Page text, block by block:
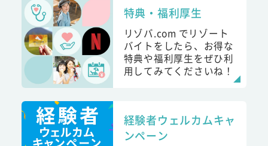
特典・福利厚生
リゾバ.com でリゾート
バイトをしたら、お得な
特典や福利厚生をぜひ利
用してみてくださいね！
経験者ウェルカムキャ
ンペーン